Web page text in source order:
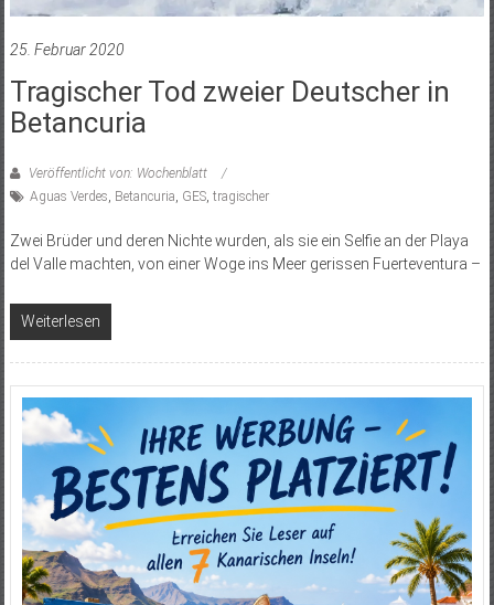
25. Februar 2020
Tragischer Tod zweier Deutscher in
Betancuria
Veröffentlicht von: Wochenblatt
Aguas Verdes Betancuria GES, tragischer
Zwei Brüder und deren Nichte wurden, als sie ein Selfie an der Playa
del Valle machten, von einer Woge ins Meer gerissen Fuerteventura –
Weiterlesen